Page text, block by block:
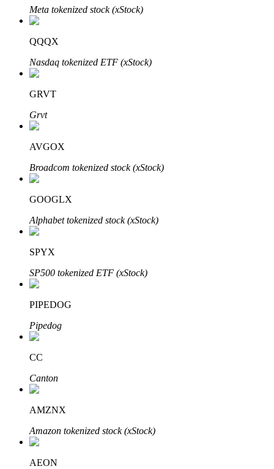
Raih keuntungan jangka panjang dan kepentingan fleksibel
Pelajari Staking
Pelajari tentang mendapatkan penghasilan pasif
Meta tokenized stock (xStock)
QQQX
Nasdaq tokenized ETF (xStock)
GRVT
Grvt
AVGOX
Broadcom tokenized stock (xStock)
GOOGLX
Alphabet tokenized stock (xStock)
SPYX
SP500 tokenized ETF (xStock)
PIPEDOG
Pipedog
CC
Canton
AMZNX
Amazon tokenized stock (xStock)
AEON